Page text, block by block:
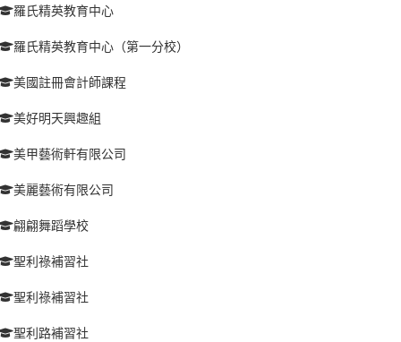
羅氏精英教育中心
羅氏精英教育中心（第一分校）
美國註冊會計師課程
美好明天興趣組
美甲藝術軒有限公司
美麗藝術有限公司
翩翩舞蹈學校
聖利祿補習社
聖利祿補習社
聖利路補習社